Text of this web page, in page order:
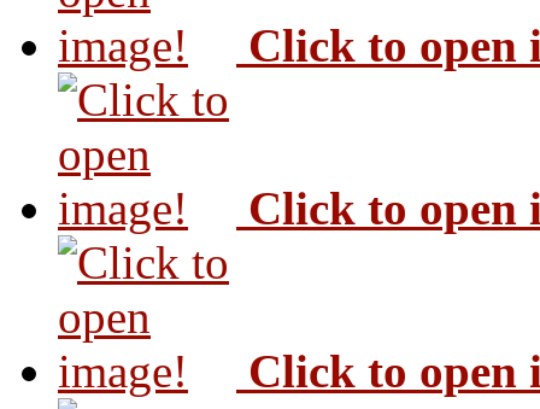
Click to open
Click to open
Click to open